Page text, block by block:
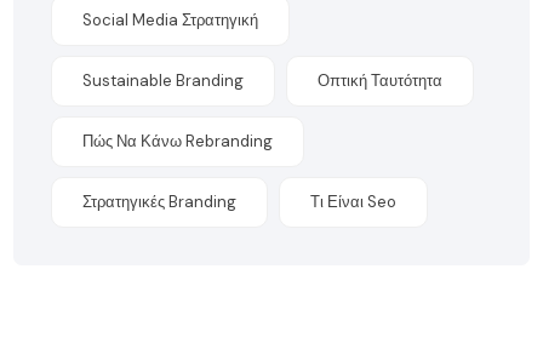
Social Media Στρατηγική
Sustainable Branding Οπτική Ταυτότητα
Πώς Να Κάνω Rebranding
Στρατηγικές Branding Τι Είναι Seo